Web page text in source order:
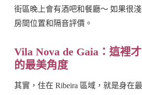
街區晚上會有酒吧和餐廳～ 如果很
房間位置和隔音評價。
Vila Nova de Gaia：這裡
的最美角度
其實，住在 Ribeira 區域，就是身在